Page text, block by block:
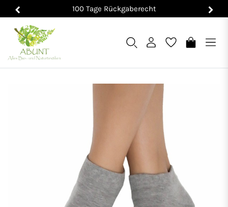
100 Tage Rückgaberecht